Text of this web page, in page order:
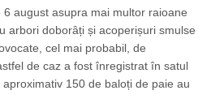
august asupra mai multor raioane
arbori doborâți și acoperișuri smulse
cel mai probabil, de
de caz a fost înregistrat în satul
150 de baloți de paie au